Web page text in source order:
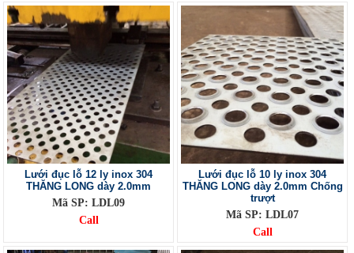
Lưới đục lỗ 12 ly inox 304
THĂNG LONG dày 2.0mm
Mã SP: LDL09
Call
Lưới đục lỗ 10 ly inox 304
THĂNG LONG dày 2.0mm Chống
trượt
Mã SP: LDL07
Call